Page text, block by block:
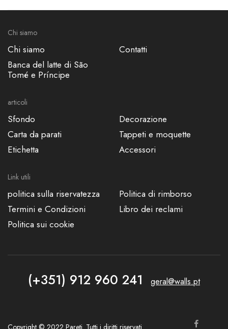
Chi siamo
Chi siamo
Banca del latte di São
Tomé e Príncipe
Contatti
articoli
Sfondo
Carta da parati
Etichetta
Decorazione
Tappeti e moquette
Accessori
Link utili
politica sulla riservatezza
Termini e Condizioni
Politica sui cookie
Politica di rimborso
Libro dei reclami
(+351) 912 960 241 geral@walls.pt